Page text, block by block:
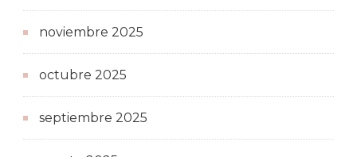
noviembre 2025
octubre 2025
septiembre 2025